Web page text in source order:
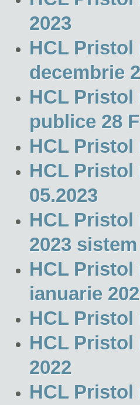
2023
HCL Pristol
decembrie
HCL Pristol
publice 28
HCL Pristol
HCL Pristol
05.2023
HCL
2023
HCL
ianuarie
HCL Pristol
HCL Pristol
2022
HCL Pristol